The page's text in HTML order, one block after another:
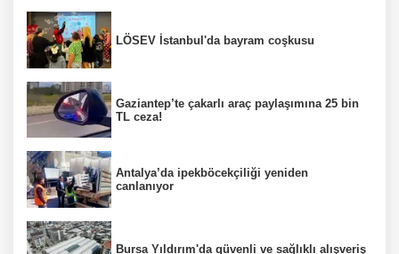
LÖSEV İstanbul'da bayram coşkusu
Gaziantep’te çakarlı araç paylaşımına 25 bin
TL ceza!
Antalya’da ipekböcekçiliği yeniden
canlanıyor
Bursa Yıldırım'da güvenli ve sağlıklı alışveriş